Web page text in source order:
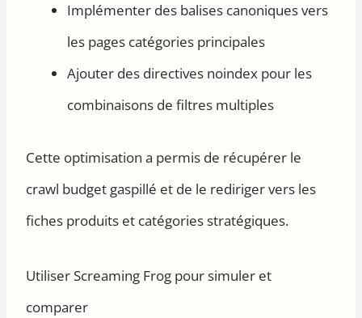
Implémenter des balises canoniques vers
les pages catégories principales
Ajouter des directives noindex pour les
combinaisons de filtres multiples
Cette optimisation a permis de récupérer le
crawl budget gaspillé et de le rediriger vers les
fiches produits et catégories stratégiques.
Utiliser Screaming Frog pour simuler et
comparer